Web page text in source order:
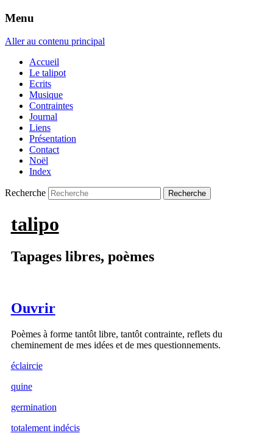
Menu
Aller au contenu principal
Accueil
Le talipot
Ecrits
Musique
Contraintes
Journal
Liens
Présentation
Contact
Noël
Index
Recherche
talipo
Tapages libres, poèmes
Ouvrir
Poèmes à forme tantôt libre, tantôt contrainte, reflets du
cheminement de mes idées et de mes questionnements.
éclaircie
quine
germination
totalement indécis